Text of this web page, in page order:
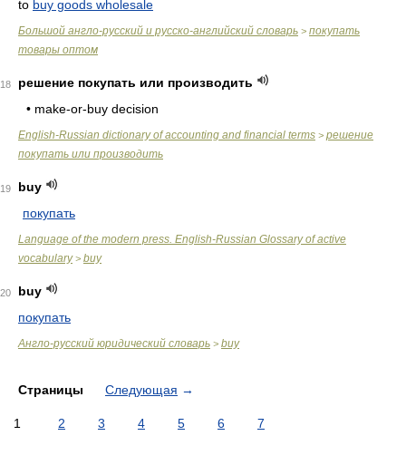
to buy goods wholesale
Большой англо-русский и русско-английский словарь > покупать
товары оптом
18
решение покупать или производить
• make-or-buy decision
English-Russian dictionary of accounting and financial terms > решение
покупать или производить
19
buy
покупать
Language of the modern press. English-Russian Glossary of active
vocabulary> buy
20
buy
покупать
Англо-русский юридический словарь > buy
Страницы Следующая →
1 2 3 4 5 6 7